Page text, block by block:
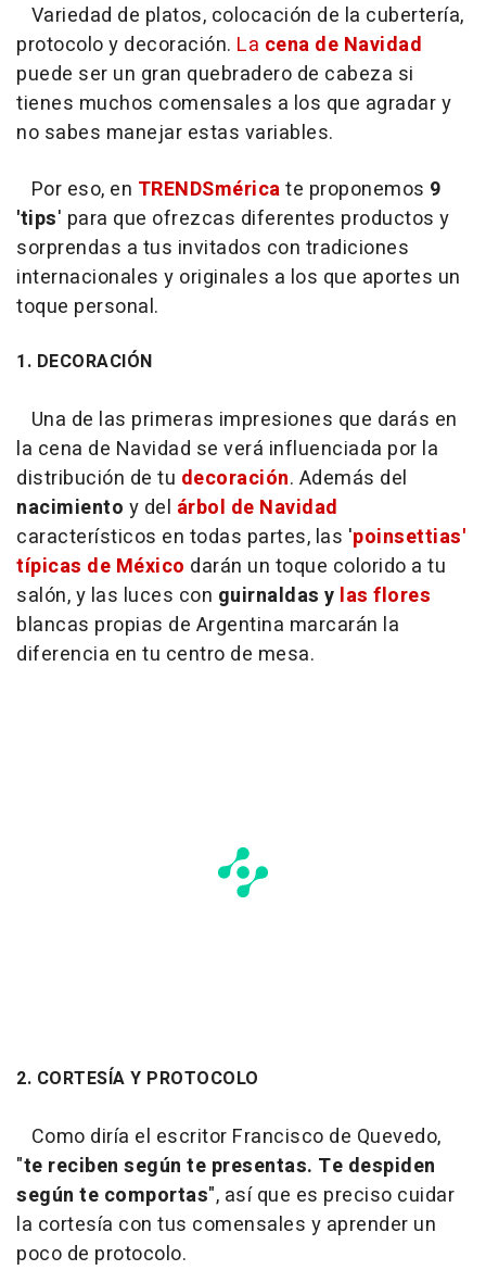
Variedad de platos, colocación de la cubertería,
protocolo y decoración. La cena de Navidad
puede ser un gran quebradero de cabeza si
tienes muchos comensales a los que agradar y
no sabes manejar estas variables.
Por eso, en TRENDSméricate proponemos 9
'tips' para que ofrezcas diferentes productos y
sorprendas a tus invitados con tradiciones
internacionales y originales a los que aportes un
toque personal.
1. DECORACIÓN
Una de las primeras impresiones que darás en
la cena de Navidad se verá influenciada por la
distribución de tu decoración. Además del
nacimiento y del árbol de Navidad
característicos en todas partes, las 'poinsettias'
típicas de México darán un toque colorido a tu
salón, y las luces con guirnaldas y las flores
blancas propias de Argentina marcarán la
diferencia en tu centro de mesa.
2. CORTESÍA Y PROTOCOLO
Como diría el escritor Francisco de Quevedo,
"te reciben según te presentas. Te despiden
según te comportas", así que es preciso cuidar
la cortesía con tus comensales y aprender un
poco de protocolo.